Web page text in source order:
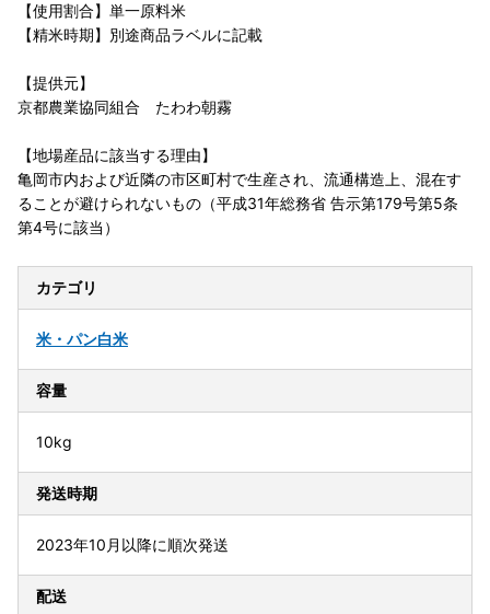
【使用割合】単一原料米
【精米時期】別途商品ラベルに記載
【提供元】
京都農業協同組合 たわわ朝霧
【地場産品に該当する理由】
亀岡市内および近隣の市区町村で生産され、流通構造上、混在す
ることが避けられないもの（平成31年総務省 告示第179号第5条
第4号に該当）
カテゴリ
米・パン白米
容量
10kg
発送時期
2023年10月以降に順次発送
配送